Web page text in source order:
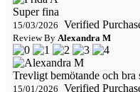
Super fina
15/03/2026 Verified
Review By Alexandra M
Trevligt bemötande och bra
15/01/2026 Verified